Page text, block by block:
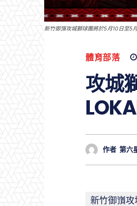
新竹御嵿攻城獅球團將於5月10日至5
體育部落
攻城
作者 第六
新竹御嵿攻